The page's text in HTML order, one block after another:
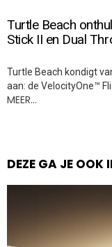
Turtle Beach
Stick II en Dual
Turtle Beach kondigt
aan: de VelocityOne™
MEER…
DEZE GA JE OOK